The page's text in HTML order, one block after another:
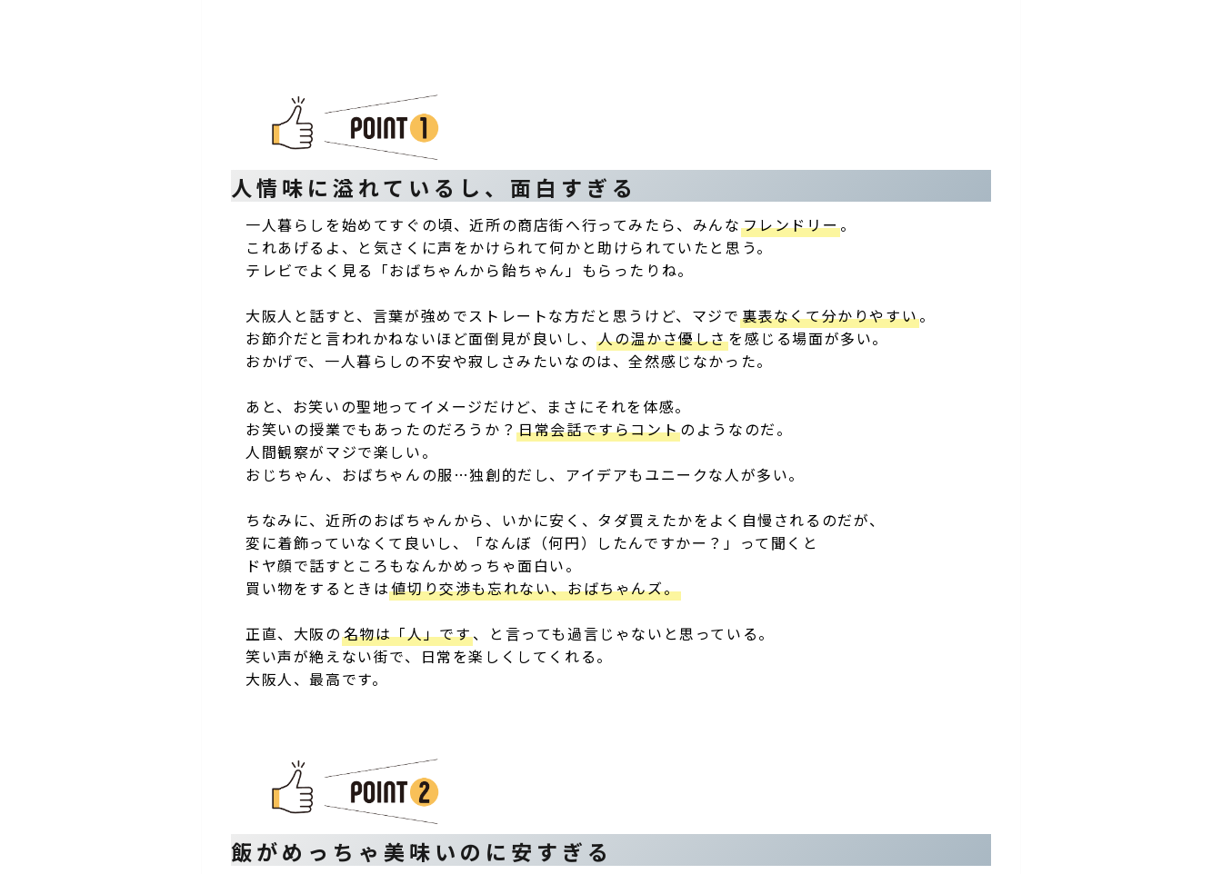
人情味に溢れているし、面白すぎる
一人暮らしを始めてすぐの頃、近所の商店街へ行ってみたら、みんなフレンドリー。
これあげるよ、と気さくに声をかけられて何かと助けられていたと思う。
テレビでよく見る「おばちゃんから飴ちゃん」もらったりね。
大阪人と話すと、言葉が強めでストレートな方だと思うけど、マジで裏表なくて分かりやすい。
お節介だと言われかねないほど面倒見が良いし、人の温かさ優しさを感じる場面が多い。
おかげで、一人暮らしの不安や寂しさみたいなのは、全然感じなかった。
あと、お笑いの聖地ってイメージだけど、まさにそれを体感。
お笑いの授業でもあったのだろうか？日常会話ですらコントのようなのだ。
人間観察がマジで楽しい。
おじちゃん、おばちゃんの服…独創的だし、アイデアもユニークな人が多い。
ちなみに、近所のおばちゃんから、いかに安く、タダ買えたかをよく自慢されるのだが、
変に着飾っていなくて良いし、「なんぼ（何円）したんですかー？」って聞くと
ドヤ顔で話すところもなんかめっちゃ面白い。
買い物をするときは値切り交渉も忘れない、おばちゃんズ。
正直、大阪の名物は「人」です、と言っても過言じゃないと思っている。
笑い声が絶えない街で、日常を楽しくしてくれる。
大阪人、最高です。
飯がめっちゃ美味いのに安すぎる